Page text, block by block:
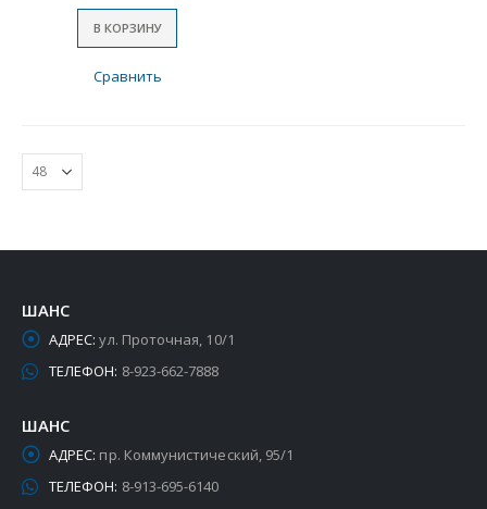
В КОРЗИНУ
Сравнить
ШАНС
АДРЕС: ул. Проточная, 10/1
ТЕЛЕФОН: 8-923-662-7888
ШАНС
АДРЕС: пр. Коммунистический, 95/1
ТЕЛЕФОН: 8-913-695-6140